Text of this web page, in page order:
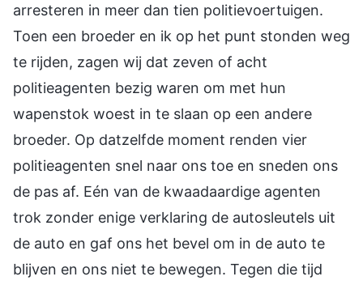
arresteren in meer dan tien politievoertuigen.
Toen een broeder en ik op het punt stonden weg
te rijden, zagen wij dat zeven of acht
politieagenten bezig waren om met hun
wapenstok woest in te slaan op een andere
broeder. Op datzelfde moment renden vier
politieagenten snel naar ons toe en sneden ons
de pas af. Eén van de kwaadaardige agenten
trok zonder enige verklaring de autosleutels uit
de auto en gaf ons het bevel om in de auto te
blijven en ons niet te bewegen. Tegen die tijd